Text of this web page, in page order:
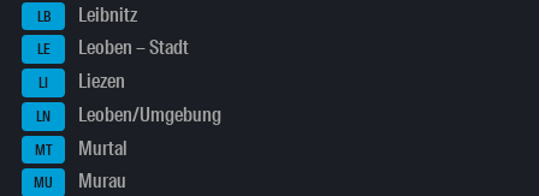
LB Leibnitz
LE Leoben – Stadt
LI Liezen
LN Leoben/Umgebung
MT Murtal
MU Murau